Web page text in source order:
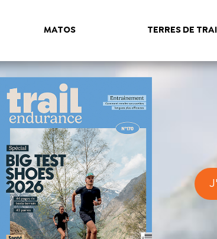
MATOS TERRES DE